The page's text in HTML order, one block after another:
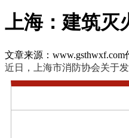
上海：建筑灭
文章来源：www.gsthwxf.com
近日，上海市消防协会关于